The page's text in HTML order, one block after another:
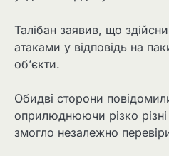
Талібан заявив, що
атаками у відповідь на
об’єкти.
Обидві сторони
оприлюднюючи різко різні
змогло незалежно